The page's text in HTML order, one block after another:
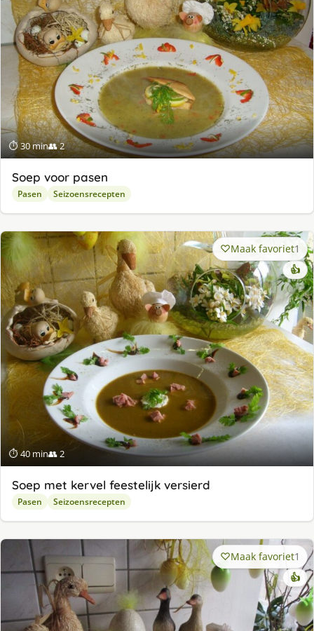
⏱ 30 min👥 2
Soep voor pasen
Pasen Seizoensrecepten
⏱ 40 min👥 2
Maak favoriet1
👍
Soep met kervel feestelijk versierd
Pasen Seizoensrecepten
Maak favoriet1
👍